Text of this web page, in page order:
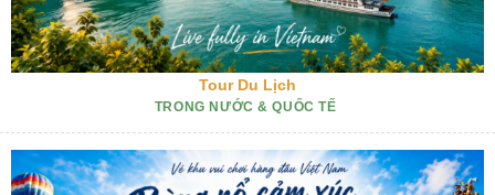
Tour Du Lịch
TRONG NƯỚC & QUỐC TẾ